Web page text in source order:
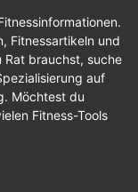
Fitnessartikeln und
Rat brauchst, suche
auf
Möchtest du
Fitness-Tools